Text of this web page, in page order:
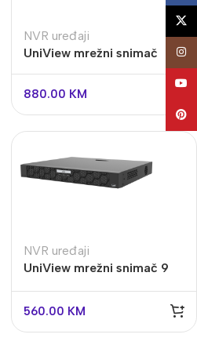
NVR uređaji
UniView mrežni snimač
interfejsa
880.00 KM
NVR uređaji
UniView mrežni snimač 9
560.00 KM